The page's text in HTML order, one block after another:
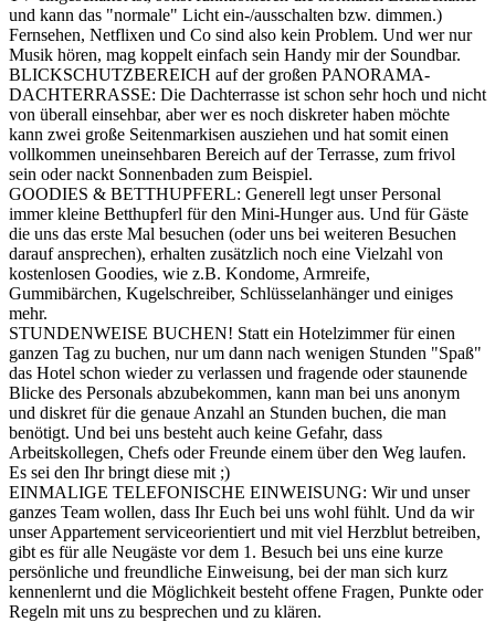
und kann das "normale" Licht ein-/ausschalten bzw. dimmen.)
Fernsehen, Netflixen und Co sind also kein Problem. Und wer nur
Musik hören, mag koppelt einfach sein Handy mir der Soundbar.
BLICKSCHUTZBEREICH auf der großen PANORAMA-
DACHTERRASSE: Die Dachterrasse ist schon sehr hoch und nicht
von überall einsehbar, aber wer es noch diskreter haben möchte
kann zwei große Seitenmarkisen ausziehen und hat somit einen
vollkommen uneinsehbaren Bereich auf der Terrasse, zum frivol
sein oder nackt Sonnenbaden zum Beispiel.
GOODIES & BETTHUPFERL: Generell legt unser Personal
immer kleine Betthupferl für den Mini-Hunger aus. Und für Gäste
die uns das erste Mal besuchen (oder uns bei weiteren Besuchen
darauf ansprechen), erhalten zusätzlich noch eine Vielzahl von
kostenlosen Goodies, wie z.B. Kondome, Armreife,
Gummibärchen, Kugelschreiber, Schlüsselanhänger und einiges
mehr.
STUNDENWEISE BUCHEN! Statt ein Hotelzimmer für einen
ganzen Tag zu buchen, nur um dann nach wenigen Stunden "Spaß"
das Hotel schon wieder zu verlassen und fragende oder staunende
Blicke des Personals abzubekommen, kann man bei uns anonym
und diskret für die genaue Anzahl an Stunden buchen, die man
benötigt. Und bei uns besteht auch keine Gefahr, dass
Arbeitskollegen, Chefs oder Freunde einem über den Weg laufen.
Es sei den Ihr bringt diese mit ;)
EINMALIGE TELEFONISCHE EINWEISUNG: Wir und unser
ganzes Team wollen, dass Ihr Euch bei uns wohl fühlt. Und da wir
unser Appartement serviceorientiert und mit viel Herzblut betreiben,
gibt es für alle Neugäste vor dem 1. Besuch bei uns eine kurze
persönliche und freundliche Einweisung, bei der man sich kurz
kennenlernt und die Möglichkeit besteht offene Fragen, Punkte oder
Regeln mit uns zu besprechen und zu klären.